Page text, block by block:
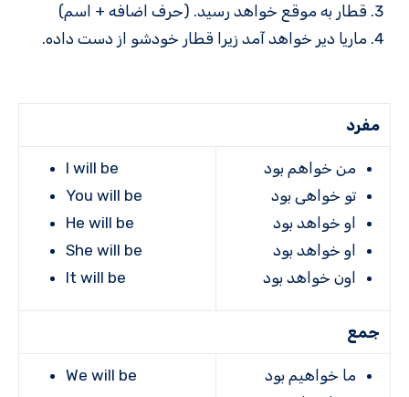
قطار به موقع خواهد رسید. (حرف اضافه + اسم)
ماریا دیر خواهد آمد زیرا قطار خودشو از دست داده.
مفرد
من خواهم بود
تو خواهی بود
او خواهد بود
او خواهد بود
اون خواهد بود
I will be
You will be
He will be
She will be
It will be
جمع
ما خواهیم بود
We will be